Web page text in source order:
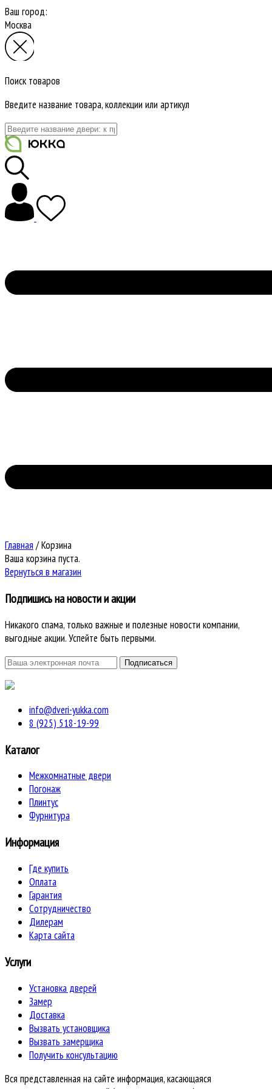
Ваш город:
Москва
Поиск товаров
Введите название товара, коллекции или артикул
Главная /Корзина
Ваша корзина пуста.
Вернуться в магазин
Подпишись на новости и акции
Никакого спама, только важные и полезные новости компании,
выгодные акции. Успейте быть первыми.
info@dveri-yukka.com
8 (925) 518-19-99
Каталог
Межкомнатные двери
Погонаж
Плинтус
Фурнитура
Информация
Где купить
Оплата
Гарантия
Сотрудничество
Дилерам
Карта сайта
Услуги
Установка дверей
Замер
Доставка
Вызвать установщика
Вызвать замерщика
Получить консультацию
Вся представленная на сайте информация, касающаяся